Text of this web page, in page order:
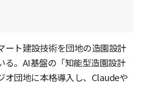
ート建設技術を団地の造園設計
る。AI基盤の「知能型造園設計
オ団地に本格導入し、Claudeや